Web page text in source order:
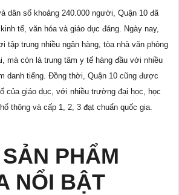
dân số khoảng 240.000 người, Quận 10 đã
tế, văn hóa và giáo dục đáng. Ngày nay,
tập trung nhiều ngân hàng, tòa nhà văn phòng
mà còn là trung tâm y tế hàng đầu với nhiều
danh tiếng. Đồng thời, Quận 10 cũng được
của giáo dục, với nhiều trường đại học, học
thông và cấp 1, 2, 3 đạt chuẩn quốc gia.
PHẨM
NỔI BẬT